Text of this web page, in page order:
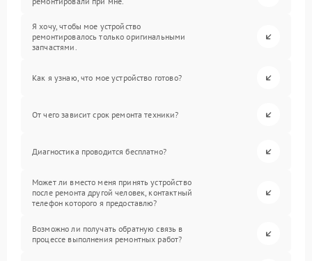
Я хочу, чтобы мое устройство
ремонтировалось только оригинальными
запчастями.
Как я узнаю, что мое устройство готово?
От чего зависит срок ремонта техники?
Диагностика проводится бесплатно?
Может ли вместо меня принять устройство
после ремонта другой человек, контактный
телефон которого я предоставлю?
Возможно ли получать обратную связь в
процессе выполнения ремонтных работ?